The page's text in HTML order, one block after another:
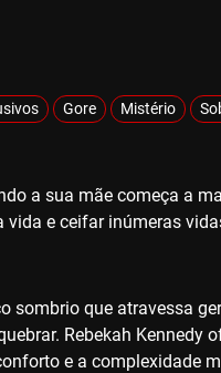
Gore Mistério
a sua mãe começa a
e ceifar inúmeras
sombrio que atravessa
Rebekah Kennedy
e a complexidade